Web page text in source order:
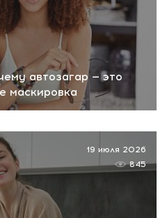
автозагар — это
маскировка
19 июля 2026
845